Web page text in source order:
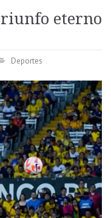
eterno
Deportes